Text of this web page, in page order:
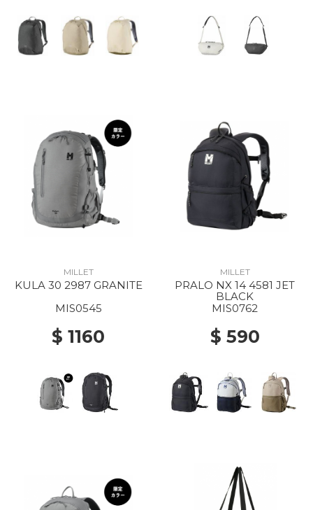
MILLET
KULA 30 2987 GRANITE
MIS0545
$ 1160
MILLET
PRALO NX 14 4581 JET
BLACK
MIS0762
$ 590